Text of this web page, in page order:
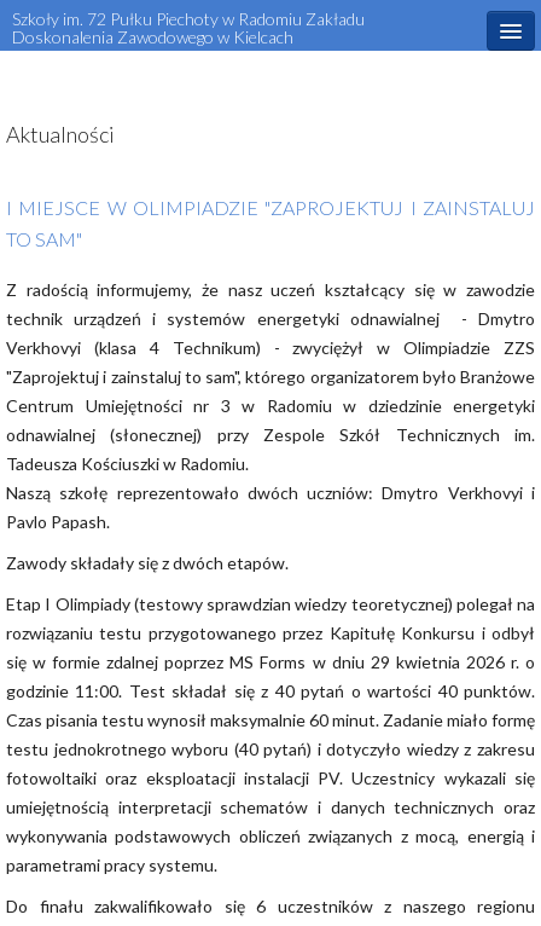
Szkoły im. 72 Pułku Piechoty w Radomiu Zakładu
Doskonalenia Zawodowego w Kielcach
Aktualności
Rekrutacja
Projekty Unijne
Kontakt
Kursy i szkolenia zawodowe
Aktualności
I MIEJSCE W OLIMPIADZIE "ZAPROJEKTUJ I ZAINSTALUJ
TO SAM"
Z radością informujemy, że nasz uczeń kształcący się w zawodzie
technik urządzeń i systemów energetyki odnawialnej - Dmytro
Verkhovyi (klasa 4 Technikum) - zwyciężył w Olimpiadzie ZZS
"Zaprojektuj i zainstaluj to sam", którego organizatorem było Branżowe
Centrum Umiejętności nr 3 w Radomiu w dziedzinie energetyki
odnawialnej (słonecznej) przy Zespole Szkół Technicznych im.
Tadeusza Kościuszki w Radomiu.
Naszą szkołę reprezentowało dwóch uczniów: Dmytro Verkhovyi i
Pavlo Papash.
Zawody składały się z dwóch etapów.
Etap I Olimpiady (testowy sprawdzian wiedzy teoretycznej) polegał na
rozwiązaniu testu przygotowanego przez Kapitułę Konkursu i odbył
się w formie zdalnej poprzez MS Forms w dniu 29 kwietnia 2026 r. o
godzinie 11:00. Test składał się z 40 pytań o wartości 40 punktów.
Czas pisania testu wynosił maksymalnie 60 minut. Zadanie miało formę
testu jednokrotnego wyboru (40 pytań) i dotyczyło wiedzy z zakresu
fotowoltaiki oraz eksploatacji instalacji PV. Uczestnicy wykazali się
umiejętnością interpretacji schematów i danych technicznych oraz
wykonywania podstawowych obliczeń związanych z mocą, energią i
parametrami pracy systemu.
Do finału zakwalifikowało się 6 uczestników z naszego regionu